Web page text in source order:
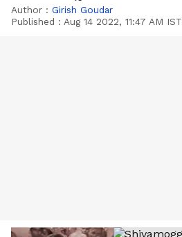
Author : Girish Goudar
Published : Aug 14 2022, 11:47 AM IST